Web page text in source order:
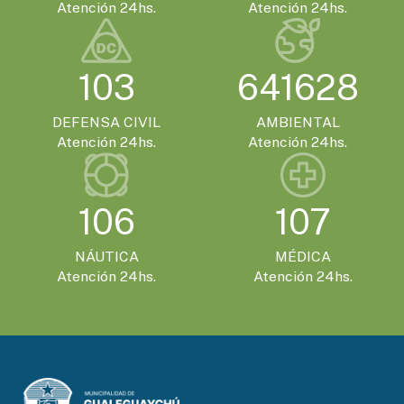
SÁBADO 21 DE NOVIEMBRE - 20:00HS.
El Encuentro Batuque celebra su 4ª edición
en Gualeguaychú
Atención 24hs.
Atención 24hs.
103
DEFENSA CIVIL
Atención 24hs.
641628
AMBIENTAL
Atención 24hs.
106
NÁUTICA
Atención 24hs.
107
MÉDICA
Atención 24hs.